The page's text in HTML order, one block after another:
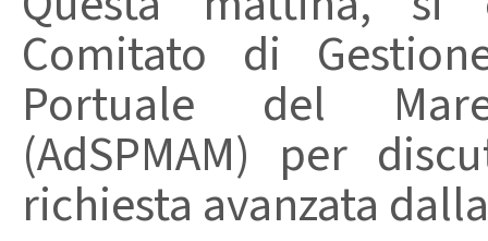
Comitato di
Portuale del
(AdSPMAM) per
richiesta avanzata